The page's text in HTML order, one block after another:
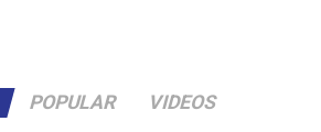
POPULAR VIDEOS